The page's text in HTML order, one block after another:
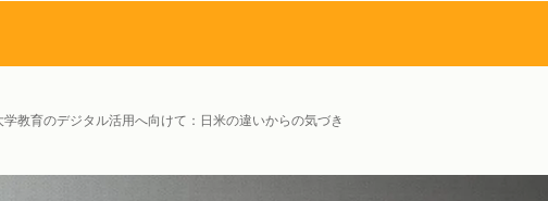
学教育のデジタル活用へ向けて：日米の違いからの気づき